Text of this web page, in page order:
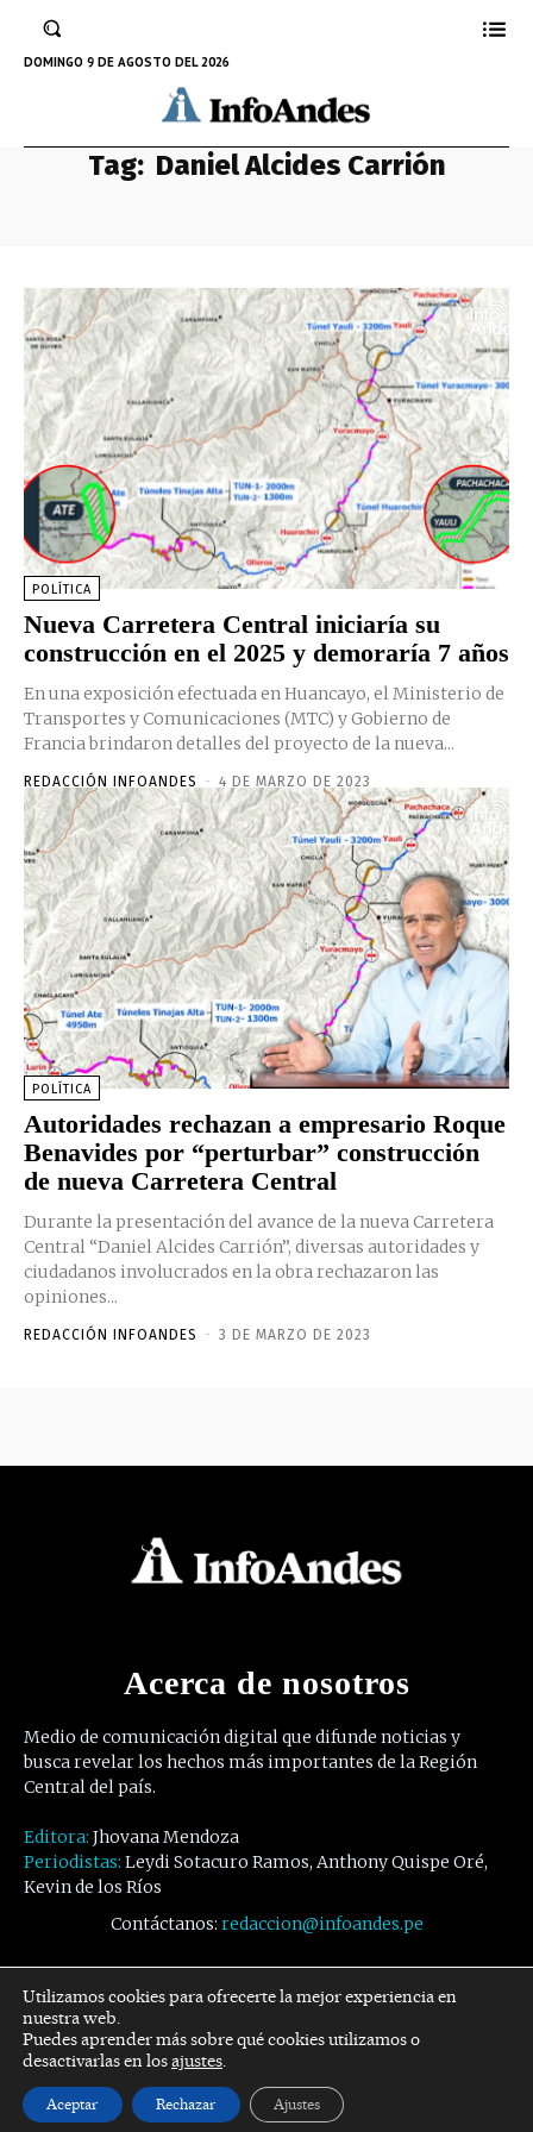
DOMINGO 9 DE AGOSTO DEL 2026
Tag: Daniel Alcides Carrión
POLÍTICA
Nueva Carretera Central iniciaría su
construcción en el 2025 y demoraría 7 años
En una exposición efectuada en Huancayo, el Ministerio de
Transportes y Comunicaciones (MTC) y Gobierno de
Francia brindaron detalles del proyecto de la nueva...
REDACCIÓN INFOANDES - 4 DE MARZO DE 2023
POLÍTICA
Autoridades rechazan a empresario Roque
Benavides por “perturbar” construcción
de nueva Carretera Central
Durante la presentación del avance de la nueva Carretera
Central “Daniel Alcides Carrión”, diversas autoridades y
ciudadanos involucrados en la obra rechazaron las
opiniones...
REDACCIÓN INFOANDES - 3 DE MARZO DE 2023
Acerca de nosotros
Medio de comunicación digital que difunde noticias y
busca revelar los hechos más importantes de la Región
Central del país.
Editora: Jhovana Mendoza
Periodistas: Leydi Sotacuro Ramos, Anthony Quispe Oré,
Kevin de los Ríos
Contáctanos: redaccion@infoandes.pe
Síguenos
Facebook Twitter Youtube
Utilizamos cookies para ofrecerte la mejor experiencia en
nuestra web.
Puedes aprender más sobre qué cookies utilizamos o
desactivarlas en losajustes.
Aceptar Rechazar Ajustes